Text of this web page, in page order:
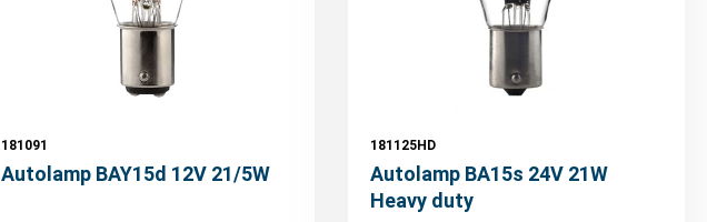
181091
Autolamp BAY15d 12V 21/5W
181125HD
Autolamp BA15s 24V 21W
Heavy duty